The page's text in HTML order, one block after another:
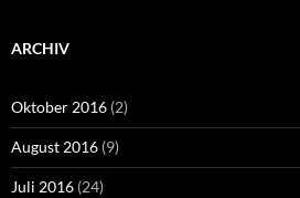
ARCHIV
Oktober 2016 (2)
August 2016 (9)
Juli 2016 (24)